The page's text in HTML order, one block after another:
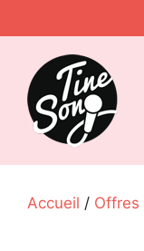
au
contenu
Accueil / Offres